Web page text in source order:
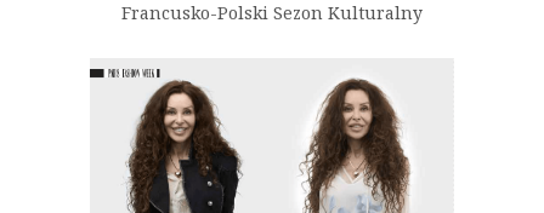
Francusko-Polski Sezon Kulturalny